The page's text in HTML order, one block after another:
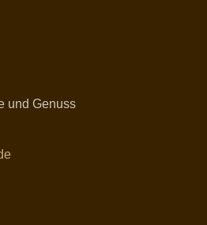
und Genuss